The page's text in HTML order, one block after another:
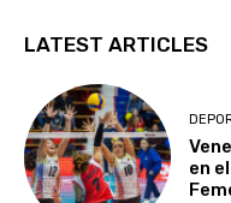
LATEST ARTICLES
en